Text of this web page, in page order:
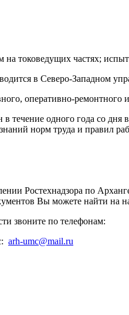
на токоведущих частях;
в Северо-Западном
оперативно-ремонтного
течение одного года со
норм труда и правил
Ростехнадзора по
Вы можете найти на
звоните по телефонам:
arh-umc@mail.ru